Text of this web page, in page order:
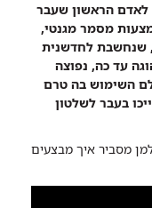
לאדם הראשון שעבר
מסמר מגנטי,
שנחשבת לחדשנית
עד כה, נפוצה
השימוש בה טרם
בעבר לשלטון
מסביר איך מבצעים